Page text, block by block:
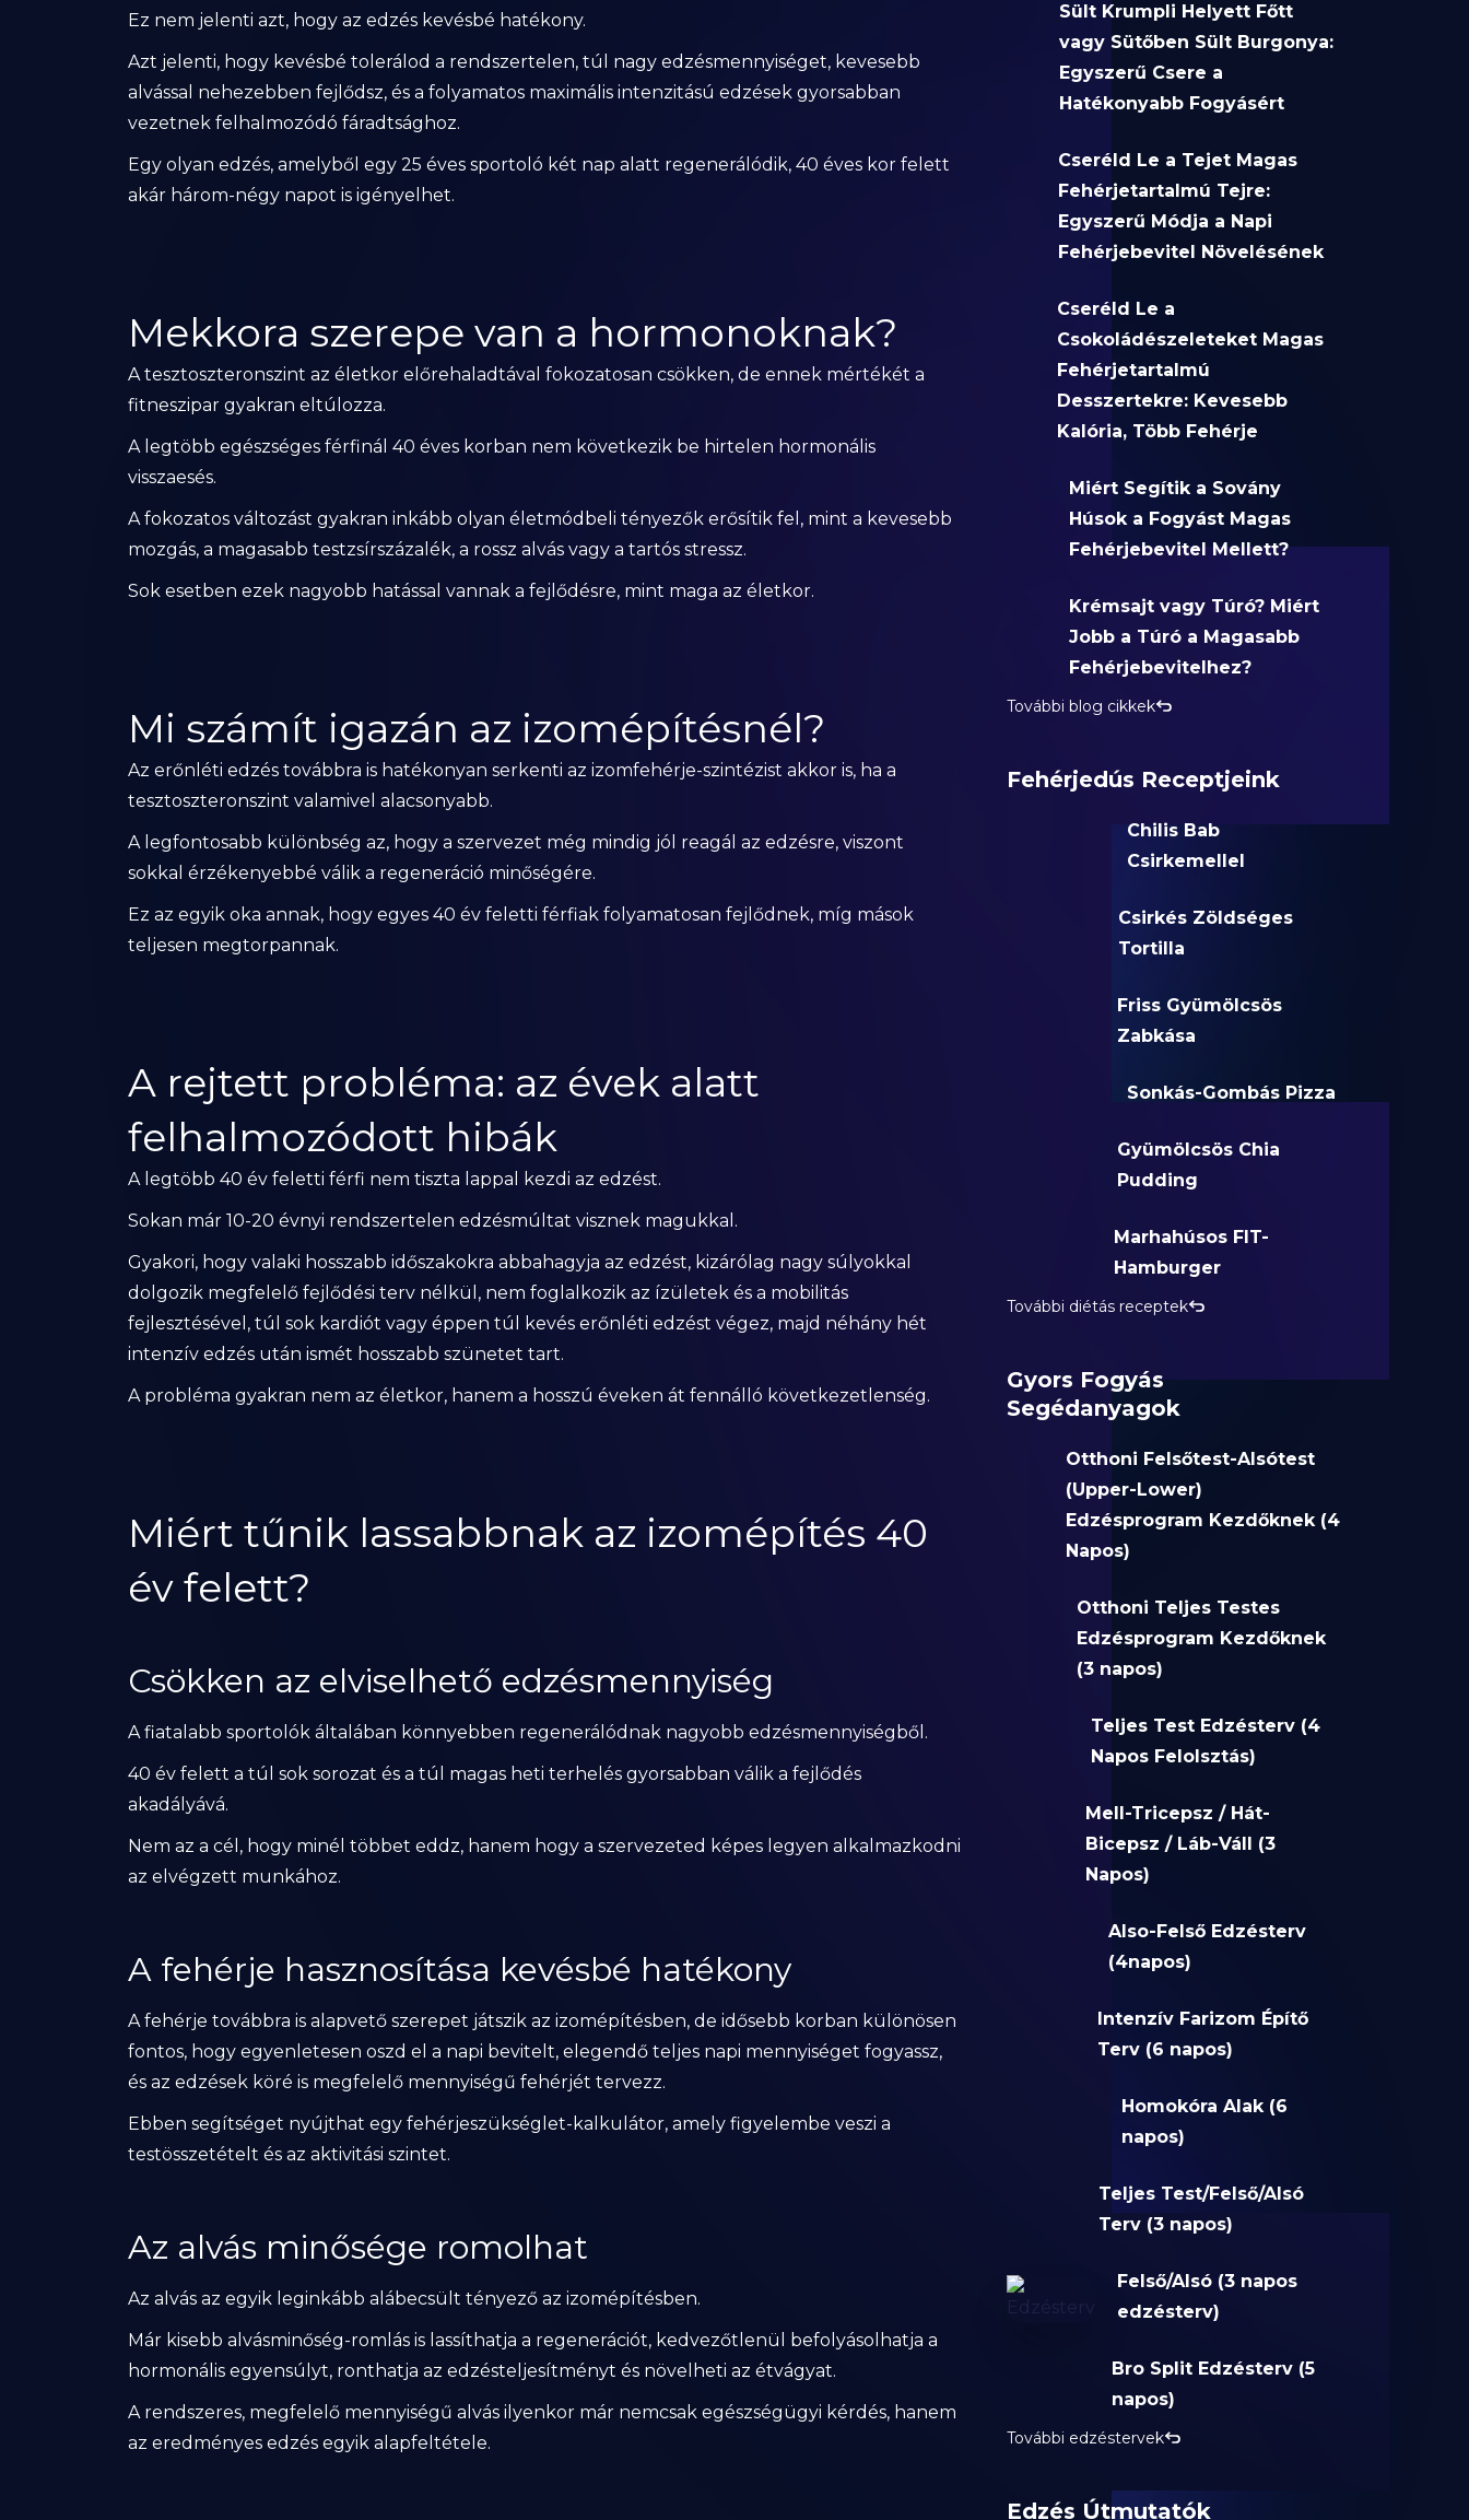
Ez nem jelenti azt, hogy az edzés kevésbé hatékony.
Azt jelenti, hogy kevésbé tolerálod a rendszertelen, túl nagy edzésmennyiséget, kevesebb
alvással nehezebben fejlődsz, és a folyamatos maximális intenzitású edzések gyorsabban
vezetnek felhalmozódó fáradtsághoz.
Egy olyan edzés, amelyből egy 25 éves sportoló két nap alatt regenerálódik, 40 éves kor felett
akár három-négy napot is igényelhet.
Mekkora szerepe van a hormonoknak?
A tesztoszteronszint az életkor előrehaladtával fokozatosan csökken, de ennek mértékét a
fitneszipar gyakran eltúlozza.
A legtöbb egészséges férfinál 40 éves korban nem következik be hirtelen hormonális
visszaesés.
A fokozatos változást gyakran inkább olyan életmódbeli tényezők erősítik fel, mint a kevesebb
mozgás, a magasabb testzsírszázalék, a rossz alvás vagy a tartós stressz.
Sok esetben ezek nagyobb hatással vannak a fejlődésre, mint maga az életkor.
Mi számít igazán az izomépítésnél?
Az erőnléti edzés továbbra is hatékonyan serkenti az izomfehérje-szintézist akkor is, ha a
tesztoszteronszint valamivel alacsonyabb.
A legfontosabb különbség az, hogy a szervezet még mindig jól reagál az edzésre, viszont
sokkal érzékenyebbé válik a regeneráció minőségére.
Ez az egyik oka annak, hogy egyes 40 év feletti férfiak folyamatosan fejlődnek, míg mások
teljesen megtorpannak.
A rejtett probléma: az évek alatt
felhalmozódott hibák
A legtöbb 40 év feletti férfi nem tiszta lappal kezdi az edzést.
Sokan már 10-20 évnyi rendszertelen edzésmúltat visznek magukkal.
Gyakori, hogy valaki hosszabb időszakokra abbahagyja az edzést, kizárólag nagy súlyokkal
dolgozik megfelelő fejlődési terv nélkül, nem foglalkozik az ízületek és a mobilitás
fejlesztésével, túl sok kardiót vagy éppen túl kevés erőnléti edzést végez, majd néhány hét
intenzív edzés után ismét hosszabb szünetet tart.
A probléma gyakran nem az életkor, hanem a hosszú éveken át fennálló következetlenség.
Miért tűnik lassabbnak az izomépítés 40
év felett?
Csökken az elviselhető edzésmennyiség
A fiatalabb sportolók általában könnyebben regenerálódnak nagyobb edzésmennyiségből.
40 év felett a túl sok sorozat és a túl magas heti terhelés gyorsabban válik a fejlődés
akadályává.
Nem az a cél, hogy minél többet eddz, hanem hogy a szervezeted képes legyen alkalmazkodni
az elvégzett munkához.
A fehérje hasznosítása kevésbé hatékony
A fehérje továbbra is alapvető szerepet játszik az izomépítésben, de idősebb korban különösen
fontos, hogy egyenletesen oszd el a napi bevitelt, elegendő teljes napi mennyiséget fogyassz,
és az edzések köré is megfelelő mennyiségű fehérjét tervezz.
Ebben segítséget nyújthat egy fehérjeszükséglet-kalkulátor, amely figyelembe veszi a
testösszetételt és az aktivitási szintet.
Az alvás minősége romolhat
Az alvás az egyik leginkább alábecsült tényező az izomépítésben.
Már kisebb alvásminőség-romlás is lassíthatja a regenerációt, kedvezőtlenül befolyásolhatja a
hormonális egyensúlyt, ronthatja az edzésteljesítményt és növelheti az étvágyat.
A rendszeres, megfelelő mennyiségű alvás ilyenkor már nemcsak egészségügyi kérdés, hanem
az eredményes edzés egyik alapfeltétele.
Sült Krumpli Helyett Főtt
vagy Sütőben Sült Burgonya:
Egyszerű Csere a
Hatékonyabb Fogyásért
Cseréld Le a Tejet Magas
Fehérjetartalmú Tejre:
Egyszerű Módja a Napi
Fehérjebevitel Növelésének
Cseréld Le a
Csokoládészeleteket Magas
Fehérjetartalmú
Desszertekre: Kevesebb
Kalória, Több Fehérje
Miért Segítik a Sovány
Húsok a Fogyást Magas
Fehérjebevitel Mellett?
Krémsajt vagy Túró? Miért
Jobb a Túró a Magasabb
Fehérjebevitelhez?
További blog cikkek
Fehérjedús Receptjeink
Chilis Bab
Csirkemellel
Csirkés Zöldséges
Tortilla
Friss Gyümölcsös
Zabkása
Sonkás-Gombás Pizza
Gyümölcsös Chia
Pudding
Marhahúsos FIT-
Hamburger
További diétás receptek
Gyors Fogyás
Segédanyagok
Otthoni Felsőtest-Alsótest
(Upper-Lower)
Edzésprogram Kezdőknek (4
Napos)
Otthoni Teljes Testes
Edzésprogram Kezdőknek
(3 napos)
Teljes Test Edzésterv (4
Napos Felolsztás)
Mell-Tricepsz / Hát-
Bicepsz / Láb-Váll (3
Napos)
Also-Felső Edzésterv
(4napos)
Intenzív Farizom Építő
Terv (6 napos)
Homokóra Alak (6
napos)
Teljes Test/Felső/Alsó
Terv (3 napos)
Felső/Alsó (3 napos
edzésterv)
Bro Split Edzésterv (5
napos)
További edzéstervek
Edzés Útmutatók